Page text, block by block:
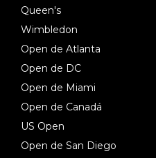
Queen's
Wimbledon
Open de Atlanta
Open de DC
Open de Miami
Open de Canadá
US Open
Open de San Diego